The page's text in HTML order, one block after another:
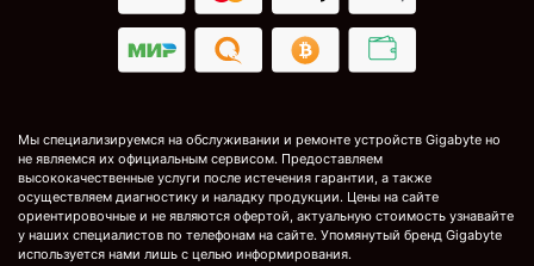
Мы специализируемся на обслуживании и ремонте устройств Gigabyte но
не являемся их официальным сервисом. Предоставляем
высококачественные услуги после истечения гарантии, а также
осуществляем диагностику и наладку продукции. Цены на сайте
ориентировочные и не являются офертой, актуальную стоимость узнавайте
у наших специалистов по телефонам на сайте. Упомянутый бренд Gigabyte
используется нами лишь с целью информирования.